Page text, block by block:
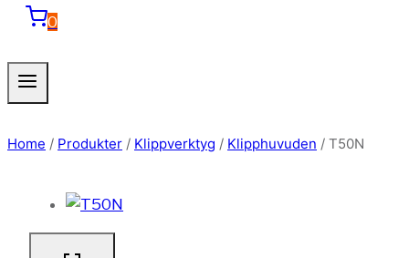
0
Home / Produkter / Klippverktyg / Klipphuvuden / T50N